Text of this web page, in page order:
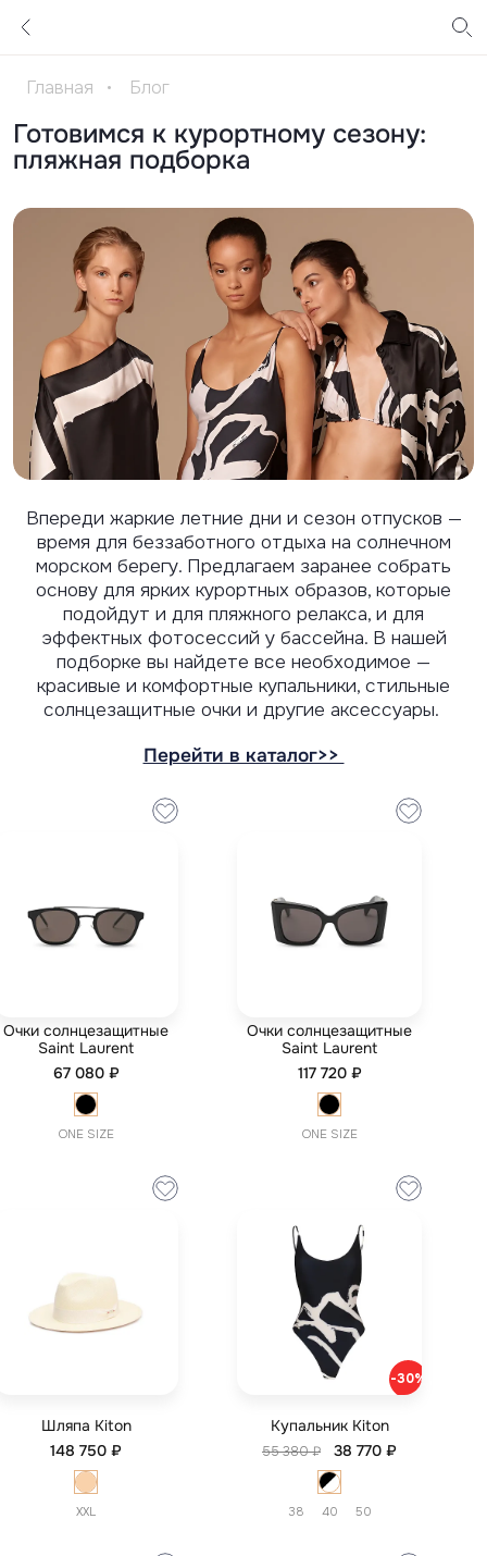
Главная • Блог
Готовимся к курортному сезону:
пляжная подборка
Впереди жаркие летние дни и сезон отпусков —
время для беззаботного отдыха на солнечном
морском берегу. Предлагаем заранее собрать
основу для ярких курортных образов, которые
подойдут и для пляжного релакса, и для
эффектных фотосессий у бассейна. В нашей
подборке вы найдете все необходимое —
красивые и комфортные купальники, стильные
солнцезащитные очки и другие аксессуары.
Перейти в каталог>>
ONE SIZE
Очки солнцезащитные
Saint Laurent
67 080 ₽
ONE SIZE
Очки солнцезащитные
Saint Laurent
117 720 ₽
XXL
Шляпа Kiton
148 750 ₽
-30%
38 40 50
Купальник Kiton
55 380 ₽ 38 770 ₽